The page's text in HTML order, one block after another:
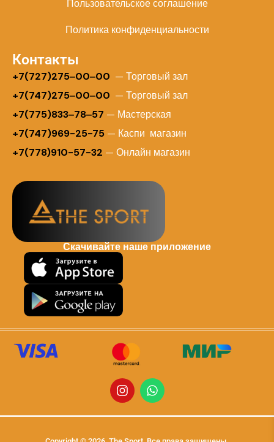
Пользовательское соглашение
Политика конфиденциальности
Контакты
+7(727)275‒00‒00 — Торговый зал
+7(747)275‒00‒00 — Торговый зал
+7(775)833‒78‒57 — Мастерская
+7(747)969-25-75 — Каспи магазин
+7(778)910-57-32 — Онлайн магазин
Скачивайте наше приложение